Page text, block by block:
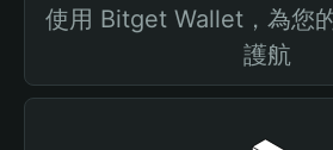
使用 Bitget Wallet，為您
護航